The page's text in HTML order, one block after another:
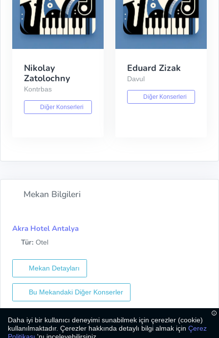
Nikolay
Zatolochny
Kontrbas
Diğer Konserleri
Eduard Zizak
Davul
Diğer Konserleri
Mekan Bilgileri
Akra Hotel Antalya
Tür: Otel
Mekan Detayları
Bu Mekandaki Diğer Konserler
Daha iyi bir kullanıcı deneyimi sunabilmek için çerezler (cookie)
kullanılmaktadır. Çerezler hakkında detaylı bilgi almak için Çerez